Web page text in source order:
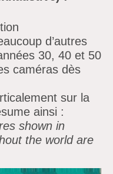
d’autres
30, 40 et 50
caméras dès
sur la
ainsi :
shown in
the world are